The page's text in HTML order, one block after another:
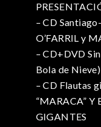
– CD
O’FARRIL y
– CD+DVD
Bola de
– CD Flautas
“MARACA” Y
GIGANTES